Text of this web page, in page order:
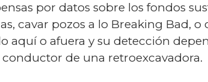
por datos sobre los fondos
cavar pozos a lo Breaking Bad, o
aquí o afuera y su detección
de una retroexcavadora.